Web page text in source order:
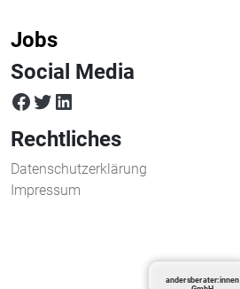
Jobs
Social Media
facebook
twitterLinkedIn
Rechtliches
Datenschutzerklärung
Impressum
andersberater:innen